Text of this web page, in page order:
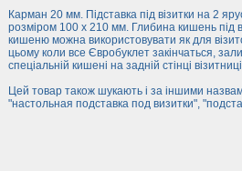
Лототрони
Ящики з акрилу
Цінники
Інформ. стенди
Карман 20 мм. Підставка під візитки на 2
розміром 100 х 210 мм. Глибина кишень під
кишеню можна використовувати як для
цьому коли все Євробуклет закінчаться,
спеціальній кишені на задній стінці
Цей товар також шукають і за іншими
"настольная подставка под визитки",